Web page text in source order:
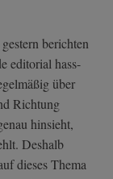
berichten
editorial hass-
über
Richtung
hinsieht,
Deshalb
dieses Thema